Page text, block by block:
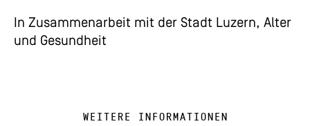
In Zusammenarbeit mit der Stadt Luzern, Alter
und Gesundheit
WEITERE INFORMATIONEN